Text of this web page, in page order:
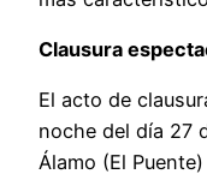
Clausura
El acto de
noche del día 27
Álamo (El